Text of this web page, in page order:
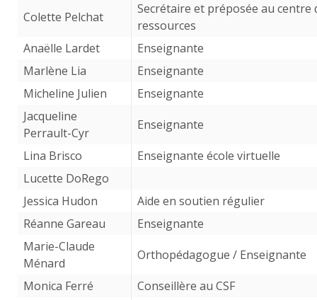
Colette Pelchat
Secrétaire et préposée au centre
ressources
Anaëlle Lardet
Enseignante
Marlène Lia
Enseignante
Micheline Julien
Enseignante
Jacqueline
Perrault-Cyr
Enseignante
Lina Brisco
Enseignante école virtuelle
Lucette DoRego
Jessica Hudon
Aide en soutien régulier
Réanne Gareau
Enseignante
Marie-Claude
Ménard
Orthopédagogue / Enseignante
Monica Ferré
Conseillère au CSF